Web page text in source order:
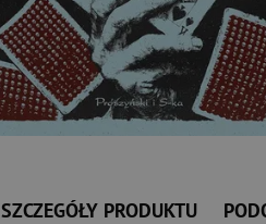
SZCZEGÓŁY PRODUKTU